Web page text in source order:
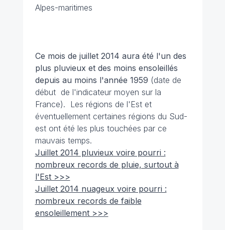
Alpes-maritimes
Ce mois de juillet 2014 aura été l'un des
plus pluvieux et des moins ensoleillés
depuis au moins l'année 1959 (date de
début de l'indicateur moyen sur la
France). Les régions de l'Est et
éventuellement certaines régions du Sud-
est ont été les plus touchées par ce
mauvais temps.
Juillet 2014 pluvieux voire pourri :
nombreux records de pluie, surtout à
l'Est >>>
Juillet 2014 nuageux voire pourri :
nombreux records de faible
ensoleillement >>>